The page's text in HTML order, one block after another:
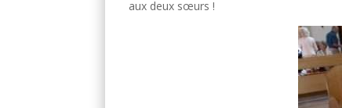
aux deux sœurs !